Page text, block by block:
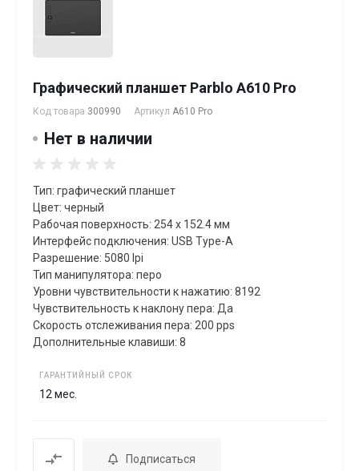
Графический планшет Parblo A610 Pro
Код товара 300990 Артикул A610 Pro
Нет в наличии
Тип: графический планшет
Цвет: черный
Рабочая поверхность: 254 x 152.4 мм
Интерфейс подключения: USB Type-A
Разрешение: 5080 lpi
Тип манипулятора: перо
Уровни чувствительности к нажатию: 8192
Чувствительность к наклону пера: Да
Скорость отслеживания пера: 200 pps
Дополнительные клавиши: 8
ГАРАНТИЙНЫЙ СРОК
12 мес.
Подписаться